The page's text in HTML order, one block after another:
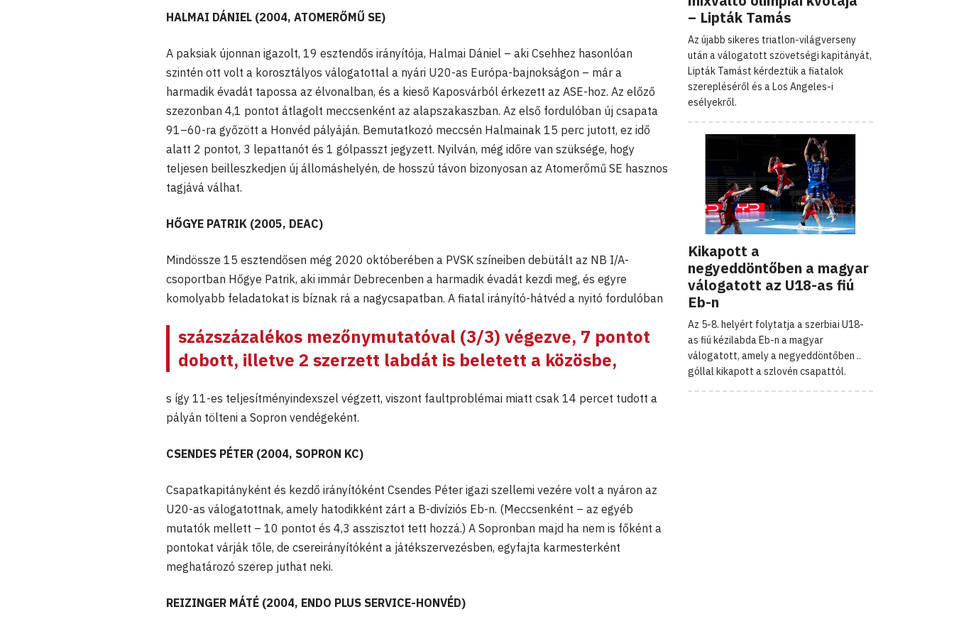
HALMAI DÁNIEL (2004, ATOMERŐMŰ SE)
A paksiak újonnan igazolt, 19 esztendős irányítója, Halmai Dániel – aki Csehhez hasonlóan
szintén ott volt a korosztályos válogatottal a nyári U20-as Európa-bajnokságon – már a
harmadik évadát tapossa az élvonalban, és a kieső Kaposvárból érkezett az ASE-hoz. Az előző
szezonban 4,1 pontot átlagolt meccsenként az alapszakaszban. Az első fordulóban új csapata
91–60-ra győzött a Honvéd pályáján. Bemutatkozó meccsén Halmainak 15 perc jutott, ez idő
alatt 2 pontot, 3 lepattanót és 1 gólpasszt jegyzett. Nyilván, még időre van szüksége, hogy
teljesen beilleszkedjen új állomáshelyén, de hosszú távon bizonyosan az Atomerőmű SE hasznos
tagjává válhat.
HŐGYE PATRIK (2005, DEAC)
Mindössze 15 esztendősen még 2020 októberében a PVSK színeiben debütált az NB I/A-
csoportban Hőgye Patrik, aki immár Debrecenben a harmadik évadát kezdi meg, és egyre
komolyabb feladatokat is bíznak rá a nagycsapatban. A fiatal irányító-hátvéd a nyitó fordulóban
százszázalékos mezőnymutatóval (3/3) végezve, 7 pontot
dobott, illetve 2 szerzett labdát is beletett a közösbe,
s így 11-es teljesítményindexszel végzett, viszont faultproblémai miatt csak 14 percet tudott a
pályán tölteni a Sopron vendégeként.
CSENDES PÉTER (2004, SOPRON KC)
Csapatkapitányként és kezdő irányítóként Csendes Péter igazi szellemi vezére volt a nyáron az
U20-as válogatottnak, amely hatodikként zárt a B-divíziós Eb-n. (Meccsenként – az egyéb
mutatók mellett – 10 pontot és 4,3 asszisztot tett hozzá.) A Sopronban majd ha nem is főként a
pontokat várják tőle, de csereirányítóként a játékszervezésben, egyfajta karmesterként
meghatározó szerep juthat neki.
REIZINGER MÁTÉ (2004, ENDO PLUS SERVICE-HONVÉD)
– Lipták Tamás
Az újabb sikeres triatlon-világverseny
után a válogatott szövetségi kapitányát,
Lipták Tamást kérdeztük a fiatalok
szerepléséről és a Los Angeles-i
esélyekről.
Kikapott a
negyeddöntőben a magyar
válogatott az U18-as fiú
Eb-n
Az 5-8. helyért folytatja a szerbiai U18-
as fiú kézilabda Eb-n a magyar
válogatott, amely a negyeddöntőben ..
góllal kikapott a szlovén csapattól.